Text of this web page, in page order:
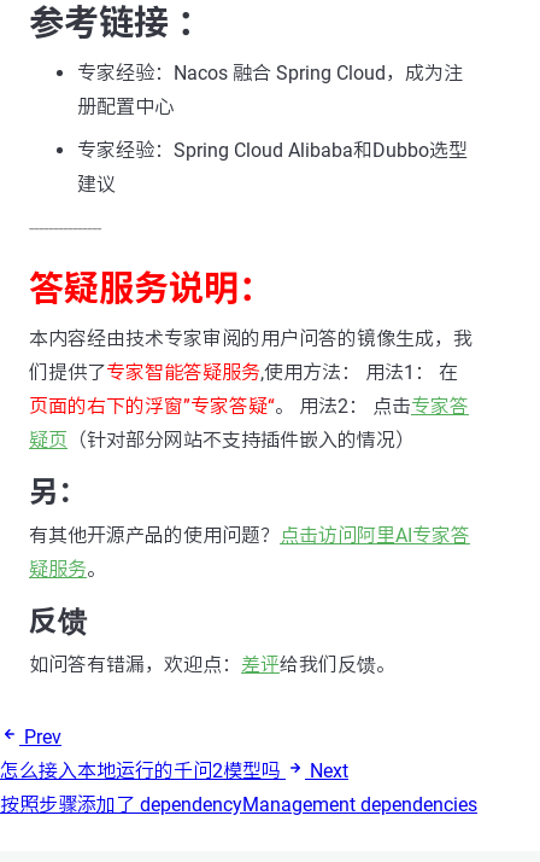
参考链接 ：
专家经验：Nacos 融合 Spring Cloud，成为注
册配置中心
专家经验：Spring Cloud Alibaba和Dubbo选型
建议
---------------
答疑服务说明：
本内容经由技术专家审阅的用户问答的镜像生成，我
们提供了专家智能答疑服务,使用方法： 用法1： 在
页面的右下的浮窗”专家答疑“。 用法2： 点击专家答
疑页 （针对部分网站不支持插件嵌入的情况）
另：
有其他开源产品的使用问题？
点击访问阿里AI专家答
疑服务。
反馈
如问答有错漏，欢迎点： 差评给我们反馈。
Prev
怎么接入本地运行的千问2模型吗
Next
按照步骤添加了 dependencyManagement dependencies